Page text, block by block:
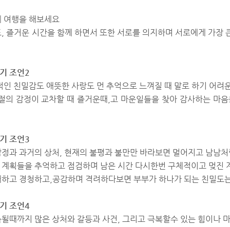
여행을 해보세요
즐거운 시간을 함께 하면서 또한 서로를 의지하며 서로에게 가장
조언2
인 친밀감도 애뜻한 사랑도 먼 추억으로 느껴질 때 말로 하기 어려
의 감정이 교차할 때 즐거운때,고 마운일들을 찾아 감사하는 마
조언3
과 과거의 상처, 현재의 불평과 불만만 바라보면 멀어지고 남남
획들을 추억하고 점검하며 남은 시간 다시한번 구체적이고 멎진
고 경청하고,공감하며 격려하다보면 부부가 하나가 되는 친밀도
조언4
때까지 많은 상처와 갈등과 사건, 그리고 극복할수 있는 힘이나